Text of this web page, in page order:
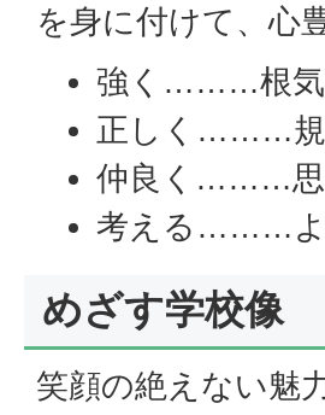
を身に付けて、心
強く………根気
正しく………規
仲良く………思
考える………よ
めざす学校像
笑顔の絶えない魅